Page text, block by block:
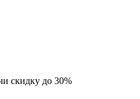
скидку до 30%